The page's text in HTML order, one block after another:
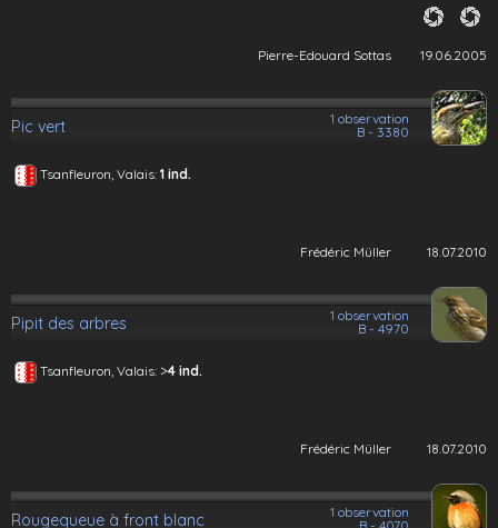
Pierre-Edouard Sottas 19.06.2005
Pic vert
1 observation
B - 3380
Tsanfleuron, Valais: 1 ind.
Frédéric Müller 18.07.2010
Pipit des arbres
1 observation
B - 4970
Tsanfleuron, Valais: >4 ind.
Frédéric Müller 18.07.2010
Rougequeue à front blanc
1 observation